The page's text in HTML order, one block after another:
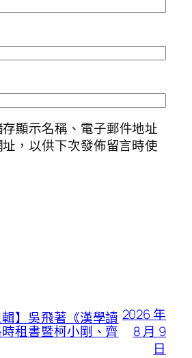
顯示名稱、電子郵件地址
，以供下次發佈留言時使
輯】吳飛著《漢學讀
租書暨柯小剛、齊
2026 年
8 月 9
日